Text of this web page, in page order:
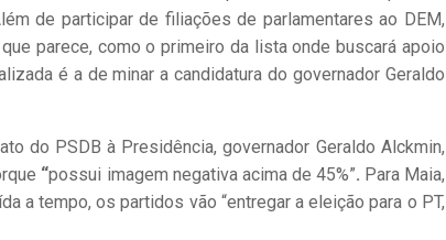
de participar de filiações de parlamentares ao DEM,
parece, como o primeiro da lista onde buscará apoio
é a de minar a candidatura do governador Geraldo
do PSDB à Presidência, governador Geraldo Alckmin,
“possui imagem negativa acima de 45%”. Para Maia,
a tempo, os partidos vão “entregar a eleição para o PT,